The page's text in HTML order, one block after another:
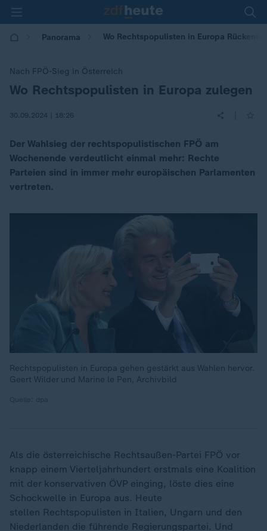
Panorama Wo Rechtspopulisten in Europa
Nach FPÖ-Sieg in Österreich
:
Wo Rechtspopulisten in Europa zulegen
30.09.2024 | 18:26
Der Wahlsieg der rechtspopulistischen FPÖ am
Wochenende verdeutlicht einmal mehr: Rechte
Parteien sind in immer mehr europäischen Parlamenten
vertreten.
Rechtspopulisten in Europa gehen gestärkt aus Wahlen hervor.
Geert Wilder und Marine le Pen, Archivbild
Als die österreichische Rechtsaußen-Partei FPÖ vor
knapp einem Vierteljahrhundert erstmals eine Koalition
mit der konservativen ÖVP einging, löste dies eine
Schockwelle in Europa aus. Heute
stellen Rechtspopulisten in Italien, Ungarn und den
Niederlanden die führende Regierungspartei. Und